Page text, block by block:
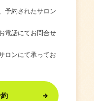
予約されたサロン
電話にてお問合せ
ロンにて承ってお